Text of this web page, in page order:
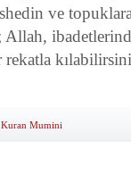
ve
Kuran Mumini